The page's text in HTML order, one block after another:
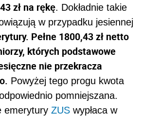
zł na rękę. Dokładnie takie
w przypadku jesiennej
Pełne 1800,43 zł netto
których podstawowe
nie przekracza
Powyżej tego progu kwota
pomniejszana.
emerytury ZUS wypłaca w